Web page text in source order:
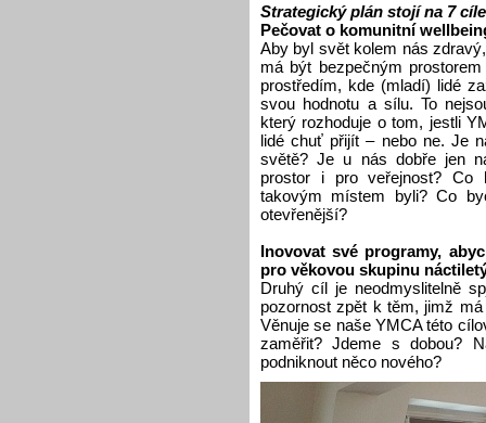
Strategický plán stojí na 7
Pečovat o komunitní
Aby byl svět kolem nás
má být bezpečným
prostředím, kde (mladí) lidé
svou hodnotu a sílu. To
který rozhoduje o tom, jestli
lidé chuť přijít – nebo ne. Je
světě? Je u nás dobře jen
prostor i pro veřejnost? Co
takovým místem byli? Co
otevřenější?
Inovovat své programy,
pro věkovou skupinu
Druhý cíl je neodmyslitelně
pozornost zpět k těm, jimž
Věnuje se naše YMCA této
zaměřit? Jdeme s dobou?
podniknout něco nového?